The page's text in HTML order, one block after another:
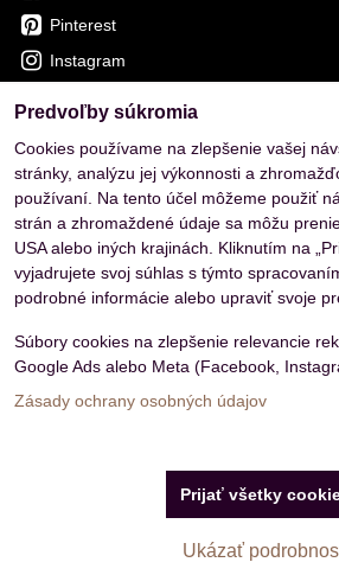
Pinterest
Instagram
Zásady ochrany
Predvoľby súkromia
Cookies používame na zlepšenie vašej
stránky, analýzu jej výkonnosti a
používaní. Na tento účel môžeme použiť
strán a zhromaždené údaje sa môžu
USA alebo iných krajinách. Kliknutím na
vyjadrujete svoj súhlas s týmto
podrobné informácie alebo upraviť svoje
Súbory cookies na zlepšenie relevancie
Google Ads alebo Meta (Facebook,
Zásady ochrany osobných údajov
Ukázať
Prijať všetky